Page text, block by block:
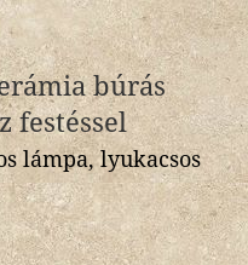
búrás
festéssel
lámpa, lyukacsos